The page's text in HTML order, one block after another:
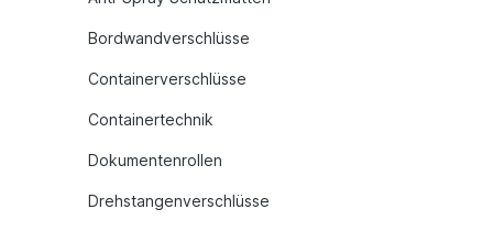
Bordwandverschlüsse
Containerverschlüsse
Containertechnik
Dokumentenrollen
Drehstangenverschlüsse